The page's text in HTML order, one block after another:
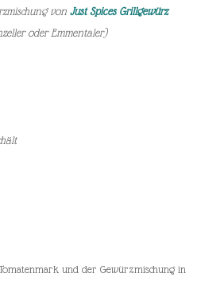
von Just Spices Grillgewürz
oder Emmentaler)
und der Gewürzmischung in